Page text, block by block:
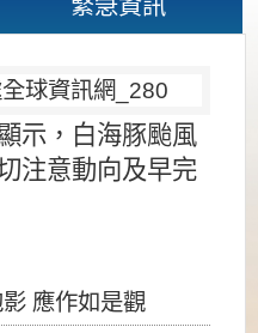
緊急資訊
示，白海豚颱風
注意動向及早完
應作如是觀